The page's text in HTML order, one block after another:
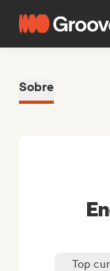
Sobre
Top